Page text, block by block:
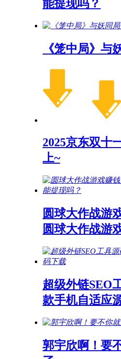
能提现吗？
《笼中局》与
2025京东双十
上~
圆球大作战游
圆球大作战游
超级外链SEO
款手机自适应
郭宇欣啊！要